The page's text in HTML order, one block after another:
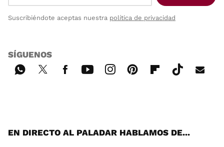
Suscribiéndote aceptas nuestra política de privacidad
SÍGUENOS
EN DIRECTO AL PALADAR HABLAMOS DE...